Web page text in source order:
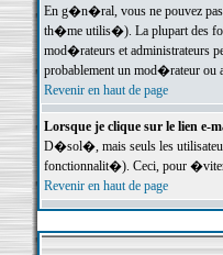
En g�n�ral, vous ne pouvez pas
th�me utilis�). La plupart des
mod�rateurs et administrateurs
probablement un mod�rateur ou
Revenir en haut de page
Lorsque je clique sur le lien e-
D�sol�, mais seuls les
fonctionnalit�). Ceci, pour �viter
Revenir en haut de page